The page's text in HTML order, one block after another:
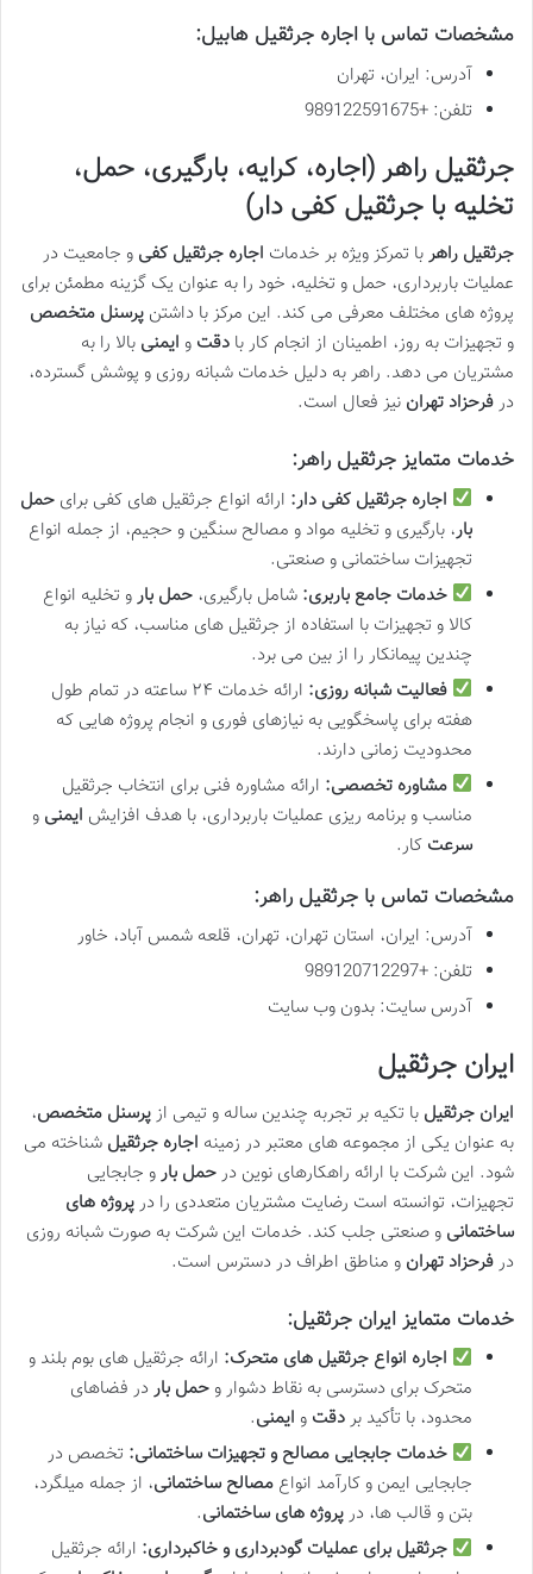
مشخصات تماس با اجاره جرثقیل هابیل:
آدرس: ایران، تهران
تلفن: +989122591675
جرثقیل راهر (اجاره، کرایه، بارگیری، حمل،
تخلیه با جرثقیل کفی دار)
جرثقیل راهربا تمرکز ویژه بر خدمات اجاره جرثقیل کفی و جامعیت در
عملیات باربرداری، حمل و تخلیه، خود را به عنوان یک گزینه مطمئن برای
پروژه های مختلف معرفی می کند. این مرکز با داشتن پرسنل متخصص
و تجهیزات به روز، اطمینان از انجام کار با دقت و ایمنی بالا را به
مشتریان می دهد. راهر به دلیل خدمات شبانه روزی و پوشش گسترده،
درفرحزاد تهران نیز فعال است.
خدمات متمایز جرثقیل راهر:
اجاره جرثقیل کفی دار: ارائه انواع جرثقیل های کفی برایحمل
بار، بارگیری و تخلیه مواد و مصالح سنگین و حجیم، از جمله انواع
تجهیزات ساختمانی و صنعتی.
خدمات جامع باربری: شامل بارگیری،حمل بارو تخلیه انواع
کالا و تجهیزات با استفاده از جرثقیل های مناسب، که نیاز به
چندین پیمانکار را از بین می برد.
فعالیت شبانه روزی:
ارائه خدمات ۲۴ ساعته در تمام طول
هفته برای پاسخگویی به نیازهای فوری و انجام پروژه هایی که
محدودیت زمانی دارند.
مشاوره تخصصی: ارائه مشاوره فنی برای انتخاب جرثقیل
مناسب و برنامه ریزی عملیات باربرداری، با هدف افزایش ایمنی و
سرعت کار.
مشخصات تماس با جرثقیل راهر:
آدرس: ایران، استان تهران، تهران، قلعه شمس آباد، خاور
تلفن: +989120712297
آدرس سایت: بدون وب سایت
ایران جرثقیل
ایران جرثقیل با تکیه بر تجربه چندین ساله و تیمی ازپرسنل متخصص،
به عنوان یکی از مجموعه های معتبر در زمینه اجاره جرثقیل شناخته می
شود. این شرکت با ارائه راهکارهای نوین درحمل بارو جابجایی
تجهیزات، توانسته است رضایت مشتریان متعددی را درپروژه های
ساختمانی و صنعتی جلب کند. خدمات این شرکت به صورت شبانه روزی
درفرحزاد تهران و مناطق اطراف در دسترس است.
خدمات متمایز ایران جرثقیل:
اجاره انواع جرثقیل های متحرک: ارائه جرثقیل های بوم بلند و
متحرک برای دسترسی به نقاط دشوار و حمل باردر فضاهای
محدود، با تأکید بردقت و ایمنی.
خدمات جابجایی مصالح و تجهیزات ساختمانی: تخصص در
جابجایی ایمن و کارآمد انواع مصالح ساختمانی، از جمله میلگرد،
بتن و قالب ها، درپروژه های ساختمانی.
جرثقیل برای عملیات گودبرداری و خاکبرداری: ارائه جرثقیل